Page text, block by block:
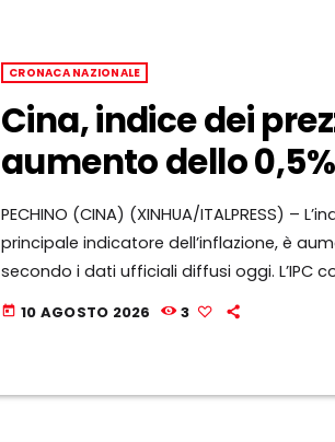
CRONACA NAZIONALE
Cina, indice dei
aumento dello
PECHINO (CINA) (XINHUA/ITALPRESS) –
principale indicatore dell’inflazione, è
secondo i dati ufficiali diffusi oggi. L’IPC
è aumentato dello 0,9% su base annua,
today 10 AGOSTO 2026 3